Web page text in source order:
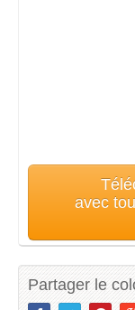
avec
Partager le